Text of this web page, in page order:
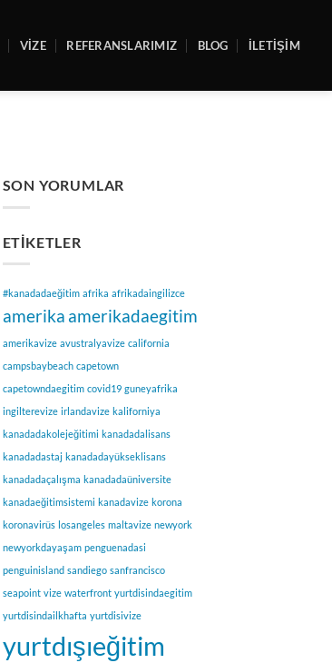
VİZE REFERANSLARIMIZ BLOG İLETİŞİM
SON YORUMLAR
ETIKETLER
#kanadadaeğitim afrika afrikadaingilizce
amerika amerikadaegitim
amerikavize avustralyavize california
campsbaybeach capetown
capetowndaegitim covid19 guneyafrika
ingilterevize irlandavize kaliforniya
kanadadakolejeğitimi kanadadalisans
kanadadastaj kanadadayükseklisans
kanadadaçalışma kanadadaüniversite
kanadaeğitimsistemi kanadavize korona
koronavirüs losangeles maltavize newyork
newyorkdayaşam penguenadasi
penguinisland sandiego sanfrancisco
seapoint vize waterfront yurtdisindaegitim
yurtdisindailkhafta yurtdisivize
yurtdışıeğitim